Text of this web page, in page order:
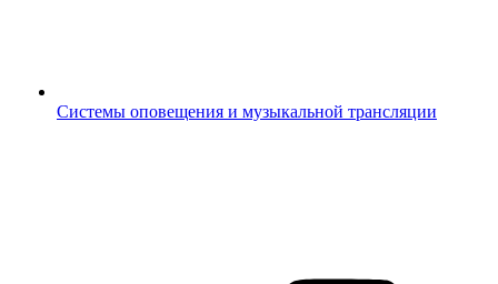
Системы оповещения и музыкальной трансляции